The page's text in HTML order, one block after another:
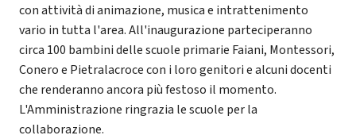
con attività di animazione, musica e intrattenimento
vario in tutta l'area. All'inaugurazione parteciperanno
circa 100 bambini delle scuole primarie Faiani, Montessori,
Conero e Pietralacroce con i loro genitori e alcuni docenti
che renderanno ancora più festoso il momento.
L'Amministrazione ringrazia le scuole per la
collaborazione.